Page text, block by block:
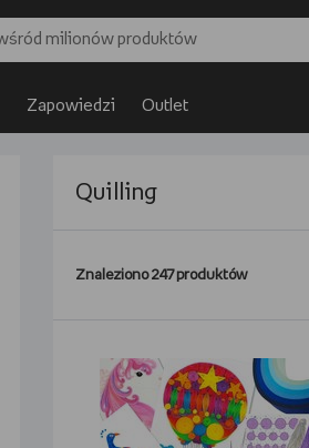
Zapowiedzi Outlet
Quilling
Znaleziono 247 produktów